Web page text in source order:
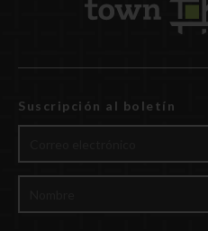
Suscripción al boletín